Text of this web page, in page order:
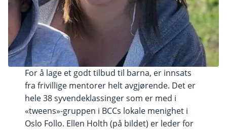
For å lage et godt tilbud til barna, er innsats
fra frivillige mentorer helt avgjørende. Det er
hele 38 syvendeklassinger som er med i
«tweens»-gruppen i BCCs lokale menighet i
Oslo Follo. Ellen Holth (på bildet) er leder for